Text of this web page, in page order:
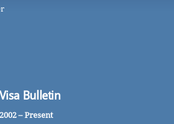
Visa Bulletin
2002 – Present